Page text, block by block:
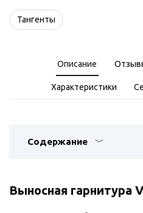
Тангенты
Описание
Характеристики
Содержание
Выносная гарнитура